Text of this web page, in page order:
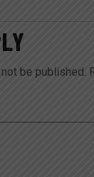
be published.